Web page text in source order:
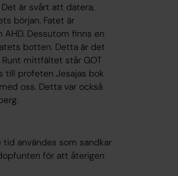
är svårt att datera,
början. Fatet är
Dessutom finns en
botten. Detta är det
Runt mittfältet står GOT
till profeten Jesajas bok
oss. Detta var också
användes som sandkar
för att återigen